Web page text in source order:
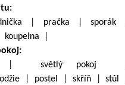
| pračka | sporák |
koupelna |
| světlý pokoj |
lodžie | postel | skříň | stůl |